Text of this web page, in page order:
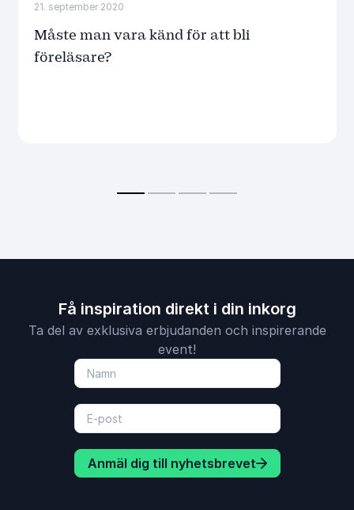
21. september 2020
Måste man vara känd för att bli
föreläsare?
Få inspiration direkt i din inkorg
Ta del av exklusiva erbjudanden och inspirerande
event!
Anmäl dig till nyhetsbrevet